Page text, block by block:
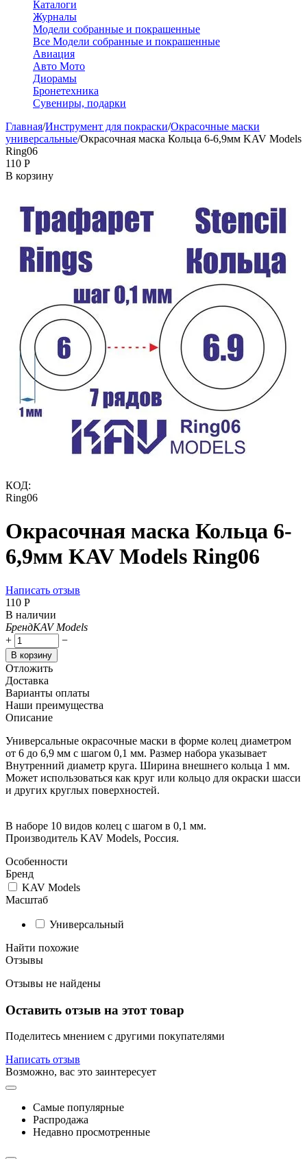
Каталоги
Журналы
Модели собранные и покрашенные
Все Модели собранные и покрашенные
Авиация
Авто Мото
Диорамы
Бронетехника
Сувениры, подарки
Главная/Инструмент для покраски/Окрасочные маски
универсальные/Окрасочная маска Кольца 6-6,9мм KAV Models
Ring06
‍110‍ Р
В корзину
КОД:
Ring06
Окрасочная маска Кольца 6-
6,9мм KAV Models Ring06
Написать отзыв
‍110‍ Р
В наличии
БрендKAV Models
+
−
В корзину
Отложить
Доставка
Варианты оплаты
Наши преимущества
Описание
Универсальные окрасочные маски в форме колец диаметром
от 6 до 6,9 мм с шагом 0,1 мм. Размер набора указывает
Внутренний диаметр круга. Ширина внешнего кольца 1 мм.
Может использоваться как круг или кольцо для окраски шасси
и других круглых поверхностей.
В наборе 10 видов колец с шагом в 0,1 мм.
Производитель KAV Models, Россия.
Особенности
Бренд
KAV Models
Масштаб
Универсальный
Найти похожие
Отзывы
Отзывы не найдены
Оставить отзыв на этот товар
Поделитесь мнением с другими покупателями
Написать отзыв
Возможно, вас это заинтересует
Самые популярные
Распродажа
Недавно просмотренные